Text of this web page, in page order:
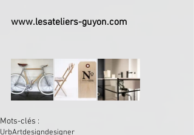
www.lesateliers-guyon.com
Mots-clés :
UrbArtdesigndesigner